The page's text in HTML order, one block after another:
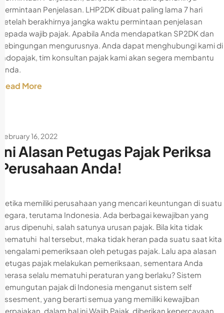
Permintaan Penjelasan. LHP2DK dibuat paling lama 7 hari
setelah berakhirnya jangka waktu permintaan penjelasan
kepada wajib pajak. Apabila Anda mendapatkan SP2DK dan
kebingungan mengurusnya. Anda dapat menghubungi kami di
indopajak, tim konsultan pajak kami akan segera membantu
Anda.
Read More
February 16, 2022
Ini Alasan Petugas Pajak Periksa
Perusahaan Anda!
Ketika memiliki perusahaan yang mencari keuntungan di suatu
negara, terutama Indonesia. Ada berbagai kewajiban yang
harus dipenuhi, salah satunya urusan pajak. Bila kita tidak
mematuhi hal tersebut, maka tidak heran pada suatu saat kita
mengalami pemeriksaan oleh petugas pajak. Lalu apa alasan
petugas pajak melakukan pemeriksaan, sementara Anda
merasa selalu mematuhi peraturan yang berlaku? Sistem
pemungutan pajak di Indonesia menganut sistem self
assesment, yang berarti semua yang memiliki kewajiban
perpajakan, dalam hal ini Wajib Pajak, diberikan kepercayaan